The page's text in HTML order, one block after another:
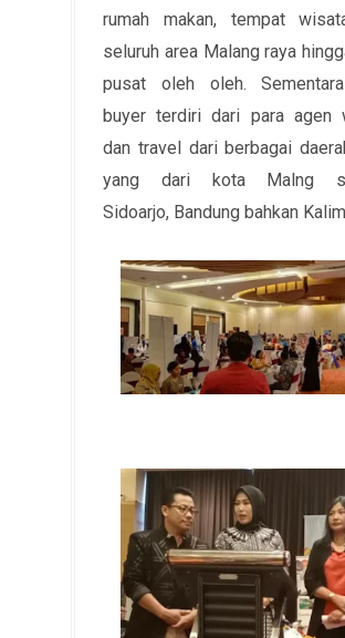
rumah makan, tempat
seluruh area Malang raya
pusat oleh oleh.
buyer terdiri dari para agen
dan travel dari berbagai
yang dari kota Malng
Sidoarjo, Bandung bahkan